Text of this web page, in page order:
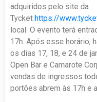
adquiridos pelo site da
Tyckethttps://
local. O evento terá
17h. Após esse horário,
os dias 17, 18, e 24 de
Open Bar e Camarote
vendas de ingressos
portões abrem às 17h e